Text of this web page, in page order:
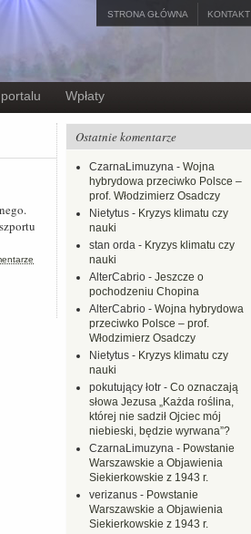
STRONA GŁÓWNA KONTAKT
Wpłaty
Ostatnie komentarze
CzarnaLimuzyna - Wojna
hybrydowa przeciwko Polsce –
prof. Włodzimierz Osadczy
Nietytus - Kryzys klimatu czy
nauki
stan orda - Kryzys klimatu czy
nauki
AlterCabrio - Jeszcze o
pochodzeniu Chopina
AlterCabrio - Wojna hybrydowa
przeciwko Polsce – prof.
Włodzimierz Osadczy
Nietytus - Kryzys klimatu czy
nauki
pokutujący łotr - Co oznaczają
słowa Jezusa „Każda roślina,
której nie sadził Ojciec mój
niebieski, będzie wyrwana”?
CzarnaLimuzyna - Powstanie
Warszawskie a Objawienia
Siekierkowskie z 1943 r.
verizanus - Powstanie
Warszawskie a Objawienia
Siekierkowskie z 1943 r.